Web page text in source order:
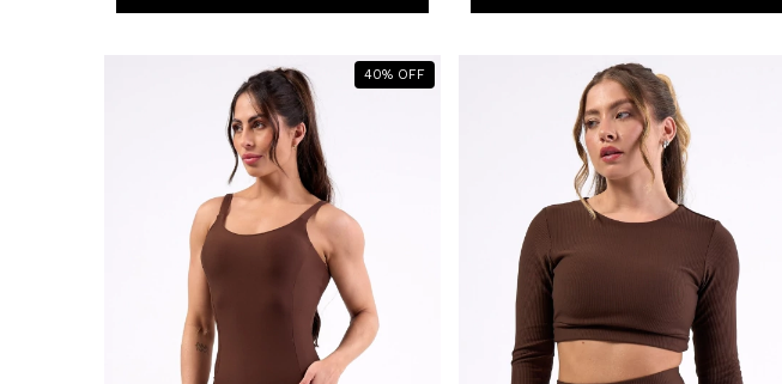
40% OFF